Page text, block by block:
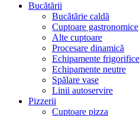
Bucătării
Bucătărie caldă
Cuptoare gastronomice
Alte cuptoare
Procesare dinamică
Echipamente frigorifice
Echipamente neutre
Spălare vase
Linii autoservire
Pizzerii
Cuptoare pizza